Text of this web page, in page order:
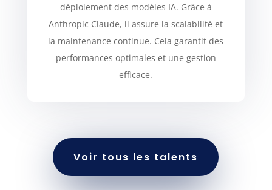
déploiement des modèles IA. Grâce à
Anthropic Claude, il assure la scalabilité et
la maintenance continue. Cela garantit des
performances optimales et une gestion
efficace.
Voir tous les talents